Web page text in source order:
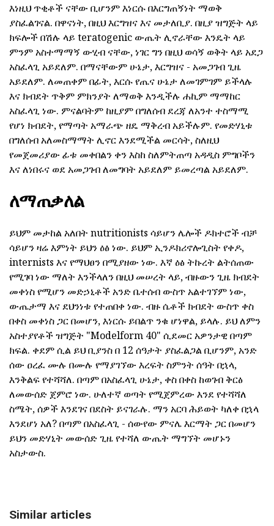
እነዚህ ጥቂቶች ናቸው ቢሆንም እነርሱ በእርግጠኝነት ማወቅ
ያስፈልገናል. በዋናነት, በዚህ እርግዝና እና መታለቢያ. በዚያ ዝግጅት ላይ
ክፍሎች በሽሉ ላይ teratogenic ውጤት ሊኖራቸው እንዴት ላይ
ምንም አስተማማኝ ውሂብ ናቸው, ነገር ግን በዚህ ወሳኝ ወቅት ላይ አደጋ
አስፈላጊ አይደለም. በማናቸውም ሁኔታ, እርግዝና - አመጋገብ ጊዜ
አይደለም. ለመጠቀም በፊት, እርሱ የጤና ሁኔታ ለመገምገም ይችላሉ
እና ክብደት ጥቅም ምክንያት ለማወቅ እንዲችሉ ሐኪም ማማከር
አስፈላጊ ነው. ምናልባትም ከዚያም በግለሰብ ደረጃ ለአንተ ተስማሚ
የሆነ ክብደት, የማጣት አማራጭ ዘዴ ማቅረብ አይችሉም. የመድሃኒቱ
በግለሰብ አለመስማማት ሊኖር እንደሚችል መርሳት, ስለዚህ
የመጀመሪያው ፊቱ መቀበልን ቀን እስከ ስለምትጠጣ አዳዲስ ምግቦችን
እና ለነበሩና ወደ አመጋገብ ለመግባት አይደለም ይመረጣል አይደለም.
ለማጠቃለል
ይህም መታከል አለበት nutritionists ሳይሆን ሌሎች ዶክተሮች ብቻ
ሳይሆን ዛሬ እምነት ይህን ዕፅ ነው. ይህም ኢንዶክሪኖሎጊስት የቀዶ,
internists እና የማህፀን በሚያዘው ነው. እኛ ዕፅ ትኩረት ልትሰጠው
የሚገባ ነው ማለት እንችላለን በዚህ መሠረት ላይ, ብዙውን ጊዜ ክብደት
መቀነስ የሚሆን መድኃኒቶች አንድ ቤተሰብ ውስጥ አልተገኘም ነው,
ውጤታማ እና ደህንነቱ የተጠበቀ ነው. ብዙ ሴቶች ክብደት ውስጥ ቀስ
በቀስ መቀነስ ጋር በመሆን, እነርሱ ይበልጥ ንቁ ሆነዋል, ይላሉ. ይህ ለምን
አስተያየቶች ዝግጅት "Modelform 40" ሲደመር አዎንታዊ በጣም
ክፍል. ቀደም ሲል ይህ ቢያንስ በ 12 ሰዓታት ያስፈልጋል ቢሆንም, አንድ
ሰው ዐረፈ ሙሉ በሙሉ የማያገኘው እረፍት ስምንት ሰዓት በኋላ,
እንቅልፍ የተሻሻለ. በጣም በአስፈላጊ ሁኔታ, ቀስ በቀስ ከወገብ ቅርፅ
ለመውሰድ ጀምሮ ነው. ሁለተኛ ወጣት የሚጀምረው እንደ የተሻሻለ
ስሜት, ሰዎች እንደገና በደስት ይናገራሉ. ማን አርባ ሕይወት ካለቀ በኋላ
እንደሆነ አለ? በጣም በአስፈላጊ - ሰውየው ምናሌ እርማት ጋር በመሆን
ይህን መድሃኒት መውሰድ ጊዜ የተሻለ ውጤት ማግኘት መሆኑን
አስታውስ.
Similar articles